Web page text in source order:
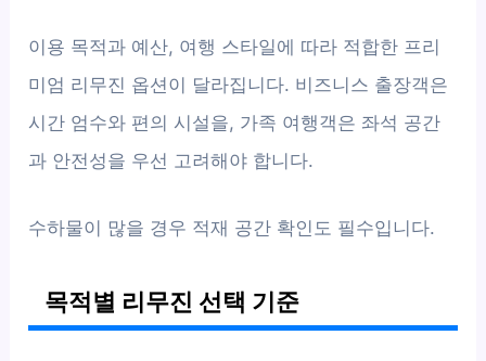
이용 목적과 예산, 여행 스타일에 따라 적합한 프리
미엄 리무진 옵션이 달라집니다. 비즈니스 출장객은
시간 엄수와 편의 시설을, 가족 여행객은 좌석 공간
과 안전성을 우선 고려해야 합니다.
수하물이 많을 경우 적재 공간 확인도 필수입니다.
목적별 리무진 선택 기준